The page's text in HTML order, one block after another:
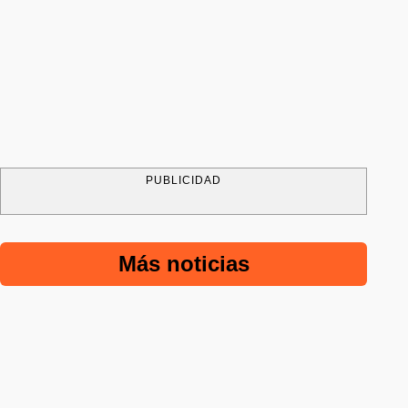
PUBLICIDAD
Más noticias